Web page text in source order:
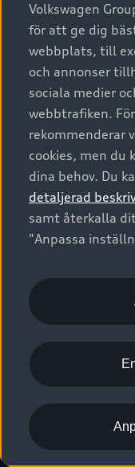
A6 modellerna
SUV
Avant
Audi Sport
Privatleasing
Nya bilar i lager
Begagnade bilar i
Audi approved
Finansiering
Audi exclusive
Provkörning
Service & tillbehör
Audi digital services
Originaltillbehör -
Garantier
Försäkring
Digitala manualer
Audi Collection –
Vanliga frågor
2G/3G nätet
Tjänstebil
Tjänstebil
Business lease
Företagsleasing
Om Audi
Kontakta oss
Audi
myAudi
Pressmeddelanden
Nyhetsbrev
Vårt
Lediga tjänster
Lediga tjänster hos
Kommentar till
© 2026 AUDI
Utgivare Juridiskt
Juridiskt Audi Digital
Anpassa
Visselblåsarkanaler
Volkswagen
för att ge dig
webbplats, till
och annonser
sociala medier
webbtrafiken.
rekommenderar
cookies, men du
dina behov. Du
detaljerad
samt återkalla
"Anpassa